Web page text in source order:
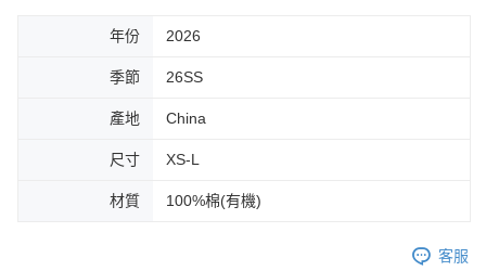
年份 2026
季節 26SS
產地 China
尺寸 XS-L
材質 100%棉(有機)
客服